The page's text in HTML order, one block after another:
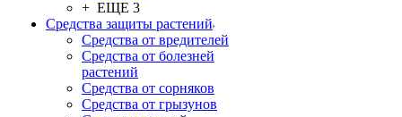
+ ЕЩЕ 3
Средства защиты растений
Средства от вредителей
Средства от болезней
растений
Средства от сорняков
Средства от грызунов